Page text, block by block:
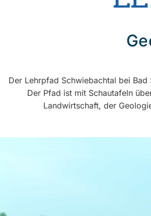
Der Lehrpfad Schwiebachtal bei
Der Pfad ist mit Schautafeln
Landwirtschaft, der